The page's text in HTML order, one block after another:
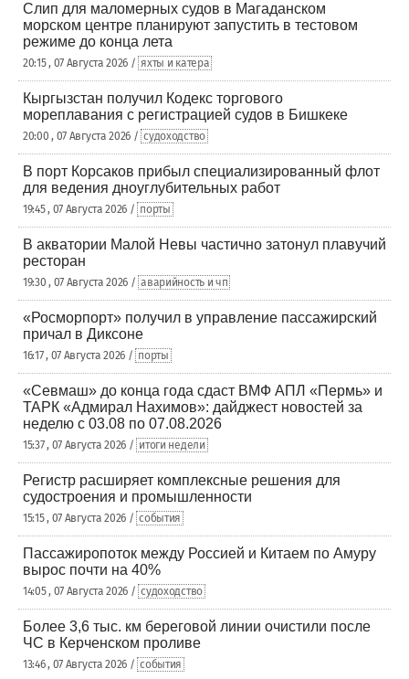
Слип для маломерных судов в Магаданском
морском центре планируют запустить в тестовом
режиме до конца лета
20:15 , 07 Августа 2026 / яхты и катера
Кыргызстан получил Кодекс торгового
мореплавания с регистрацией судов в Бишкеке
20:00 , 07 Августа 2026 / судоходство
В порт Корсаков прибыл специализированный флот
для ведения дноуглубительных работ
19:45 , 07 Августа 2026 / порты
В акватории Малой Невы частично затонул плавучий
ресторан
19:30 , 07 Августа 2026 / аварийность и чп
«Росморпорт» получил в управление пассажирский
причал в Диксоне
16:17 , 07 Августа 2026 / порты
«Севмаш» до конца года сдаст ВМФ АПЛ «Пермь» и
ТАРК «Адмирал Нахимов»: дайджест новостей за
неделю с 03.08 по 07.08.2026
15:37 , 07 Августа 2026 / итоги недели
Регистр расширяет комплексные решения для
судостроения и промышленности
15:15 , 07 Августа 2026 / события
Пассажиропоток между Россией и Китаем по Амуру
вырос почти на 40%
14:05 , 07 Августа 2026 / судоходство
Более 3,6 тыс. км береговой линии очистили после
ЧС в Керченском проливе
13:46 , 07 Августа 2026 / события